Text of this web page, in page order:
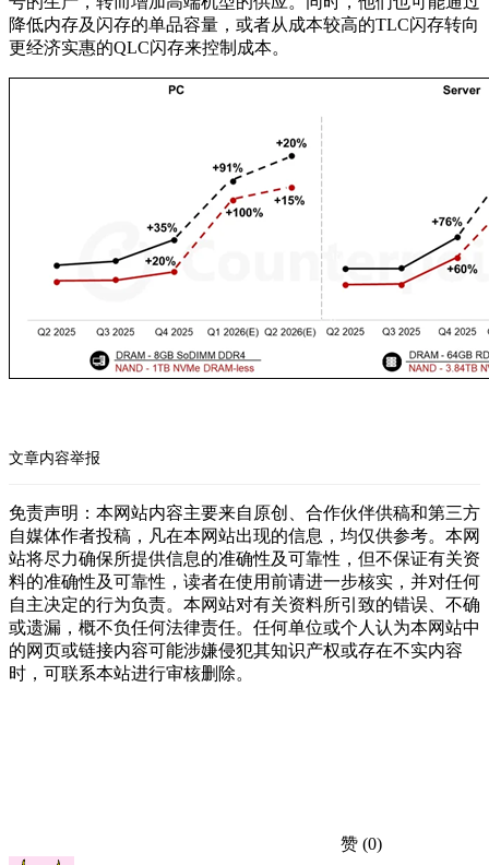
降低内存及闪存的单品容量，或者从成本较高的TLC闪存转向
更经济实惠的QLC闪存来控制成本。
文章内容举报
免责声明：本网站内容主要来自原创、合作伙伴供稿和第三方
自媒体作者投稿，凡在本网站出现的信息，均仅供参考。本网
站将尽力确保所提供信息的准确性及可靠性，但不保证有关资
料的准确性及可靠性，读者在使用前请进一步核实，并对任何
自主决定的行为负责。本网站对有关资料所引致的错误、不确
或遗漏，概不负任何法律责任。任何单位或个人认为本网站中
的网页或链接内容可能涉嫌侵犯其知识产权或存在不实内容
时，可联系本站进行审核删除。
赞 (0)